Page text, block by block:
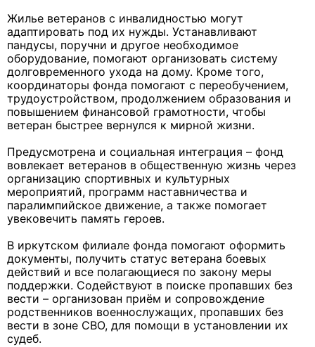
Жилье ветеранов с инвалидностью могут
адаптировать под их нужды. Устанавливают
пандусы, поручни и другое необходимое
оборудование, помогают организовать систему
долговременного ухода на дому. Кроме того,
координаторы фонда помогают с переобучением,
трудоустройством, продолжением образования и
повышением финансовой грамотности, чтобы
ветеран быстрее вернулся к мирной жизни.
Предусмотрена и социальная интеграция – фонд
вовлекает ветеранов в общественную жизнь через
организацию спортивных и культурных
мероприятий, программ наставничества и
паралимпийское движение, а также помогает
увековечить память героев.
В иркутском филиале фонда помогают оформить
документы, получить статус ветерана боевых
действий и все полагающиеся по закону меры
поддержки. Содействуют в поиске пропавших без
вести – организован приём и сопровождение
родственников военнослужащих, пропавших без
вести в зоне СВО, для помощи в установлении их
судеб.